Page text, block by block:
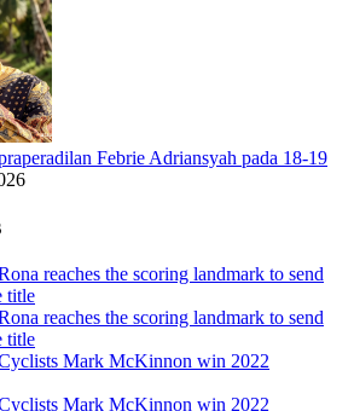
Febrie Adriansyah pada 18-19
reaches the scoring landmark to send
title
reaches the scoring landmark to send
title
Mark McKinnon win 2022
Mark McKinnon win 2022